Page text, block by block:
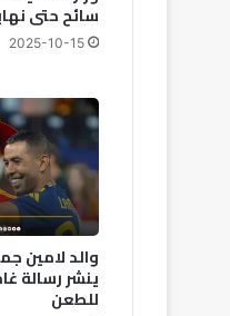
ش
ي
ي
سائح حتى نهاية
2025-10-15
والد لامين
ينشر رسالة
للطعن